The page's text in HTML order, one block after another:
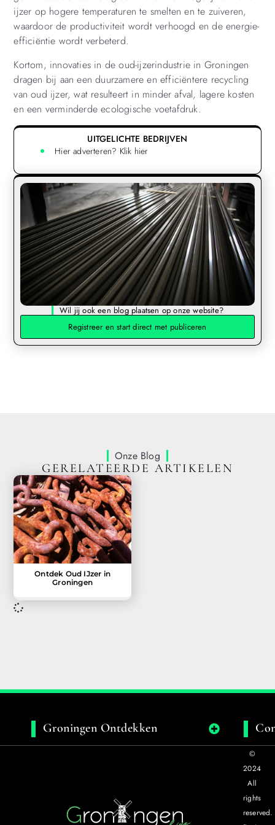
ijzer op hogere temperaturen te smelten en te zuiveren,
waardoor de productiviteit wordt verhoogd en de energie-
efficiëntie wordt verbeterd.
Kortom, innovaties in de oud-ijzerindustrie in Groningen
dragen bij aan een duurzamere en efficiëntere recycling
van oud ijzer, wat resulteert in minder afval, lagere kosten
en een verminderde ecologische voetafdruk.
UITGELICHTE BEDRIJVEN
Hier adverteren? Klik hier
Wil jij ook een blog plaatsen op onze website?
Registreer en start direct met publiceren
Onze Blog
GERELATEERDE ARTIKELEN
Ontdek Oud IJzer in
Groningen
Groningen Ontdekken
©
2024
All
rights
reserved.